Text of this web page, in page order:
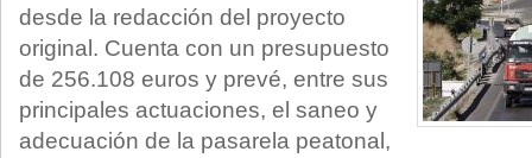
desde la redacción del proyecto
original. Cuenta con un presupuesto
de 256.108 euros y prevé, entre sus
principales actuaciones, el saneo y
adecuación de la pasarela peatonal,